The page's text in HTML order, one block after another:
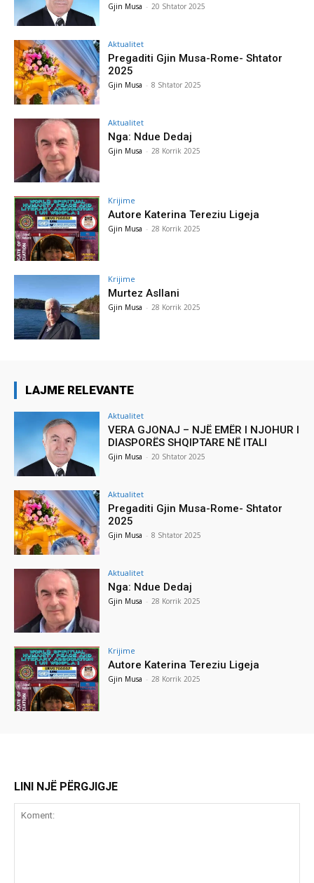
Gjin Musa - 20 Shtator 2025
Aktualitet
Pregaditi Gjin Musa-Rome- Shtator
2025
Gjin Musa - 8 Shtator 2025
Aktualitet
Nga: Ndue Dedaj
Gjin Musa - 28 Korrik 2025
Krijime
Autore Katerina Tereziu Ligeja
Gjin Musa - 28 Korrik 2025
Krijime
Murtez Asllani
Gjin Musa - 28 Korrik 2025
LAJME RELEVANTE
Aktualitet
VERA GJONAJ – NJË EMËR I NJOHUR I
DIASPORËS SHQIPTARE NË ITALI
Gjin Musa - 20 Shtator 2025
Aktualitet
Pregaditi Gjin Musa-Rome- Shtator
2025
Gjin Musa - 8 Shtator 2025
Aktualitet
Nga: Ndue Dedaj
Gjin Musa - 28 Korrik 2025
Krijime
Autore Katerina Tereziu Ligeja
Gjin Musa - 28 Korrik 2025
LINI NJË PËRGJIGJE